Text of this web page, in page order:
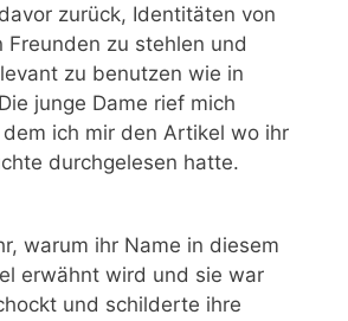
zurück, Identitäten von
Freunden zu stehlen und
zu benutzen wie in
junge Dame rief mich
ich mir den Artikel wo ihr
durchgelesen hatte.
warum ihr Name in diesem
erwähnt wird und sie war
und schilderte ihre